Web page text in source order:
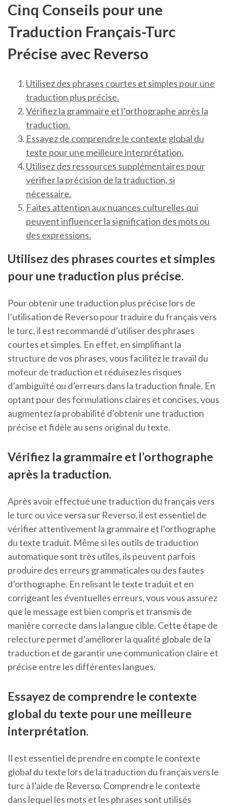
Cinq Conseils pour une
Traduction Français-Turc
Précise avec Reverso
Utilisez des phrases courtes et simples pour une
traduction plus précise.
Vérifiez la grammaire et l’orthographe après la
traduction.
Essayez de comprendre le contexte global du
texte pour une meilleure interprétation.
Utilisez des ressources supplémentaires pour
vérifier la précision de la traduction, si
nécessaire.
Faites attention aux nuances culturelles qui
peuvent influencer la signification des mots ou
des expressions.
Utilisez des phrases courtes et simples
pour une traduction plus précise.
Pour obtenir une traduction plus précise lors de
l’utilisation de Reverso pour traduire du français vers
le turc, il est recommandé d’utiliser des phrases
courtes et simples. En effet, en simplifiant la
structure de vos phrases, vous facilitez le travail du
moteur de traduction et réduisez les risques
d’ambiguïté ou d’erreurs dans la traduction finale. En
optant pour des formulations claires et concises, vous
augmentez la probabilité d’obtenir une traduction
précise et fidèle au sens original du texte.
Vérifiez la grammaire et l’orthographe
après la traduction.
Après avoir effectué une traduction du français vers
le turc ou vice versa sur Reverso, il est essentiel de
vérifier attentivement la grammaire et l’orthographe
du texte traduit. Même si les outils de traduction
automatique sont très utiles, ils peuvent parfois
produire des erreurs grammaticales ou des fautes
d’orthographe. En relisant le texte traduit et en
corrigeant les éventuelles erreurs, vous vous assurez
que le message est bien compris et transmis de
manière correcte dans la langue cible. Cette étape de
relecture permet d’améliorer la qualité globale de la
traduction et de garantir une communication claire et
précise entre les différentes langues.
Essayez de comprendre le contexte
global du texte pour une meilleure
interprétation.
Il est essentiel de prendre en compte le contexte
global du texte lors de la traduction du français vers le
turc à l’aide de Reverso. Comprendre le contexte
dans lequel les mots et les phrases sont utilisés